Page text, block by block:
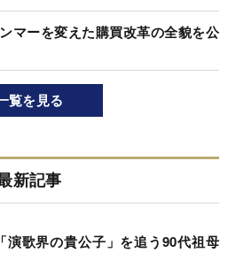
マーを変えた購買改革の全貌を公
覧を見る
新記事
歌界の貴公子」を追う90代祖母